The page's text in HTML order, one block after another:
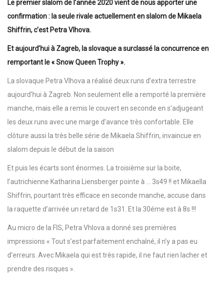
Le premier slalom de l’année 2020 vient de nous apporter une
confirmation : la seule rivale actuellement en slalom de Mikaela
Shiffrin, c’est Petra Vlhova.
Et aujourd’hui à Zagreb, la slovaque a surclassé la concurrence en
remportant le « Snow Queen Trophy ».
La slovaque Petra Vlhova a réalisé deux runs d’extra terrestre
aujourd’hui à Zagreb. Non seulement elle a remporté la première
manche, mais elle a remis le couvert en seconde en s’adjugeant
les deux runs avec une marge d’avance très confortable. Elle
clôture aussi la très belle série de Mikaela Shiffrin, invaincue en
slalom depuis le début de la saison
Et puis les écarts sont énormes. La troisième sur la boite,
l’autrichienne Katharina Liensberger pointe à … 3s49 !! et Mikaella
Shiffrin, pourtant très efficace en seconde manche, accuse dans
la raquette d’arrivée un retard de 1s31. Et la 30éme est à 8s !!!
Au micro de la FIS, Petra Vhlova a donné ses premières
impressions « Tout s’est parfaitement enchaîné, il n’y a pas eu
d’erreurs. Avec Mikaela qui est très rapide, il ne faut rien lacher et
prendre des risques ».